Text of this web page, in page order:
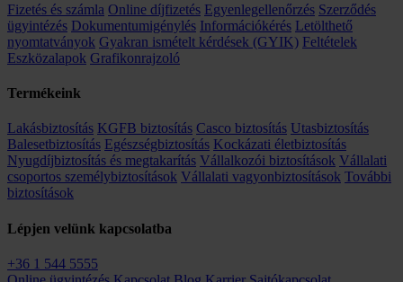
Fizetés és számla Online díjfizetés Egyenlegellenőrzés Szerződés
ügyintézés Dokumentumigénylés Információkérés Letölthető
nyomtatványok Gyakran ismételt kérdések (GYIK) Feltételek
Eszközalapok Grafikonrajzoló
Termékeink
Lakásbiztosítás KGFB biztosítás Casco biztosítás Utasbiztosítás
Balesetbiztosítás Egészségbiztosítás Kockázati életbiztosítás
Nyugdíjbiztosítás és megtakarítás Vállalkozói biztosítások Vállalati
csoportos személybiztosítások Vállalati vagyonbiztosítások További
biztosítások
Lépjen velünk kapcsolatba
+36 1 544 5555